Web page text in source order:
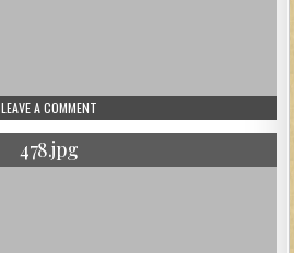
LEAVE A COMMENT
478.jpg